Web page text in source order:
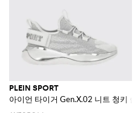
PLEIN SPORT
아이언 타이거 Gen.X.02 니트 청키